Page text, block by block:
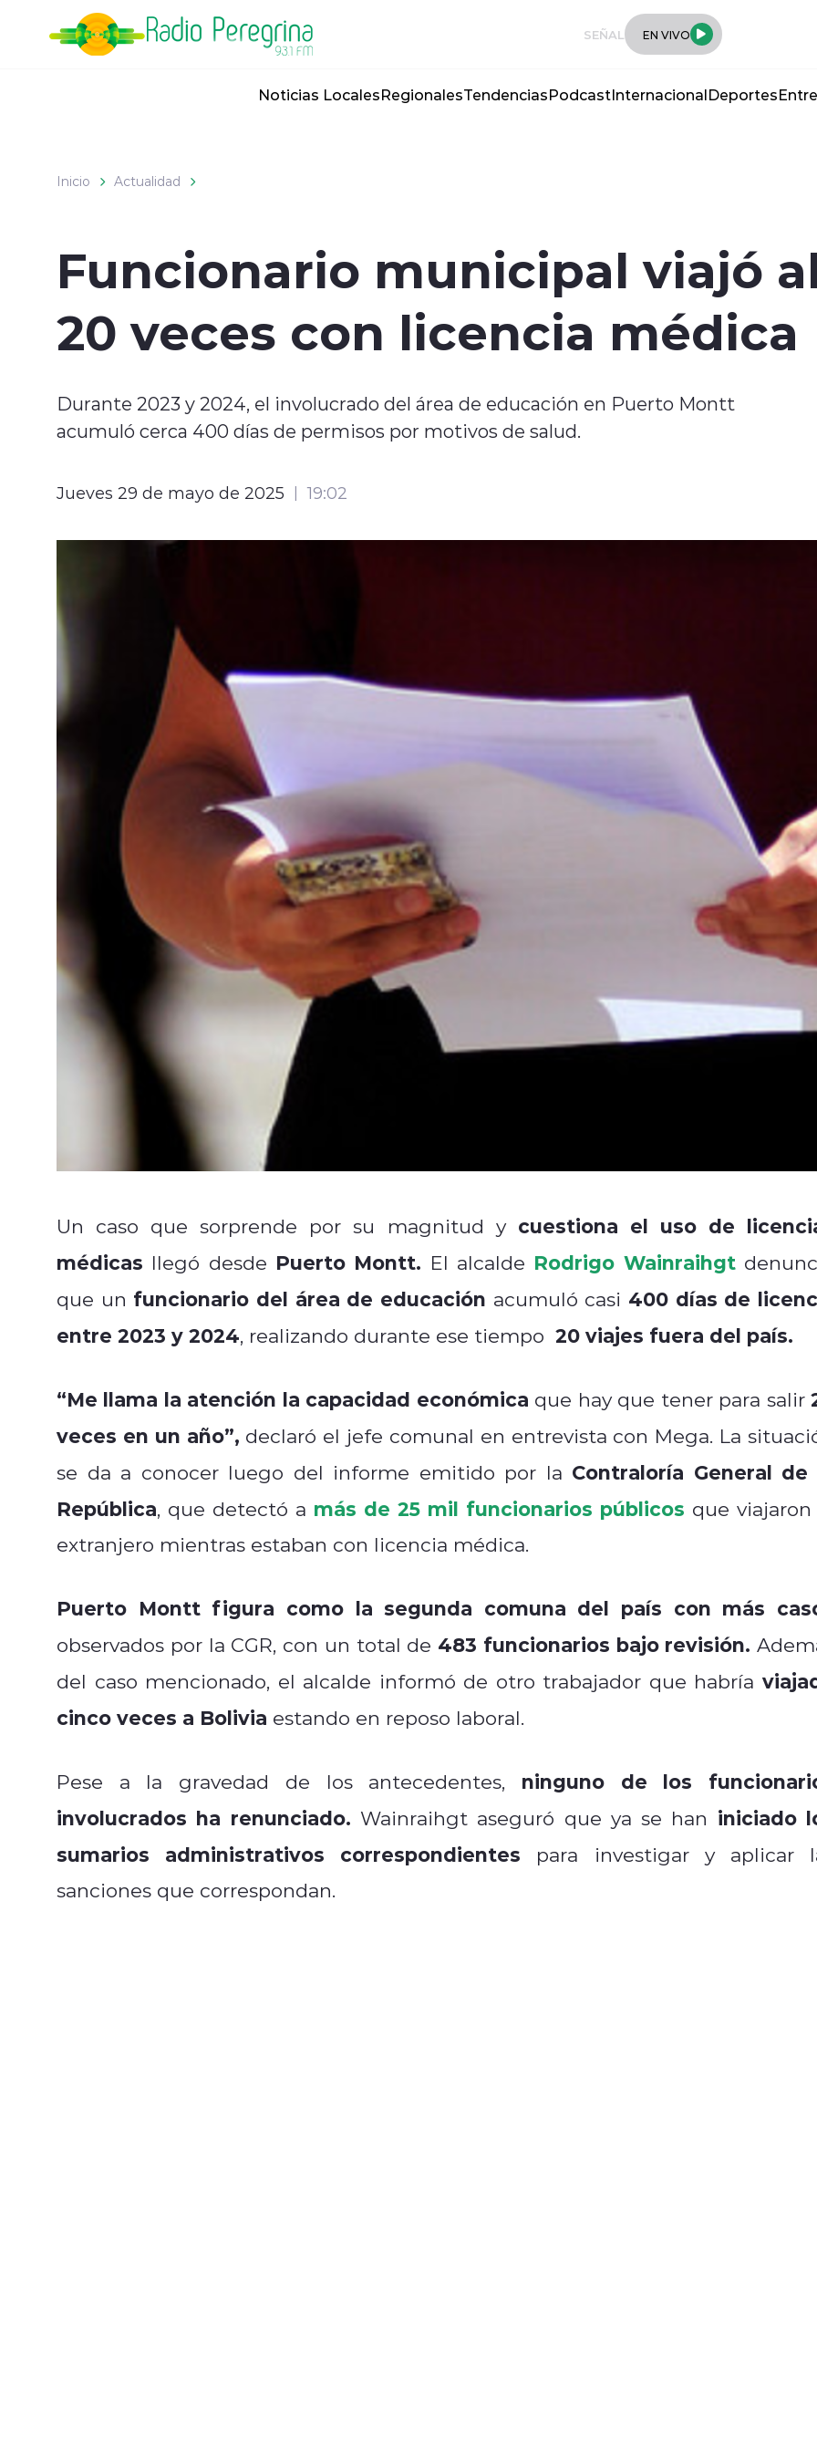
SEÑAL EN VIVO
Noticias LocalesRegionalesTendenciasPodcastInternacionalDeportes
Inicio Actualidad
Funcionario municipal viajó
20 veces con licencia médica
Durante 2023 y 2024, el involucrado del área de educación en Puerto Montt
acumuló cerca 400 días de permisos por motivos de salud.
Jueves 29 de mayo de 2025 19:02
Un caso que sorprende por su magnitud ycuestiona el uso de
médicas llegó desde Puerto Montt. El alcalde Rodrigo Wainraihgt
que un funcionario del área de educación acumuló casi 400 días de
entre 2023 y 2024, realizando durante ese tiempo 20 viajes fuera del país.
“Me llama la atención la capacidad económica que hay que tener para salir
veces en un año”, declaró el jefe comunal en entrevista con Mega. La
se da a conocer luego del informe emitido por la Contraloría General de
República, que detectó a más de 25 mil funcionarios públicos que viajaron
extranjero mientras estaban con licencia médica.
Puerto Montt figura como la segunda comuna del país con más
observados por la CGR, con un total de 483 funcionarios bajo revisión.
del caso mencionado, el alcalde informó de otro trabajador que habría
cinco veces a Bolivia estando en reposo laboral.
Pese a la gravedad de los antecedentes, ninguno de los
involucrados ha renunciado. Wainraihgt aseguró que ya se han iniciado
sumarios administrativos correspondientes para investigar y aplicar
sanciones que correspondan.